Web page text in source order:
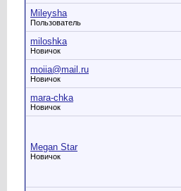
Mileysha
Пользователь
miloshka
Новичок
moiia@mail.ru
Новичок
mara-chka
Новичок
Megan Star
Новичок